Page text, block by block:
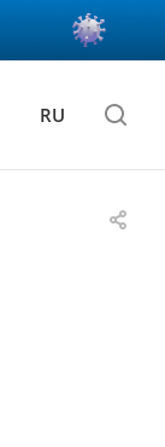
RU